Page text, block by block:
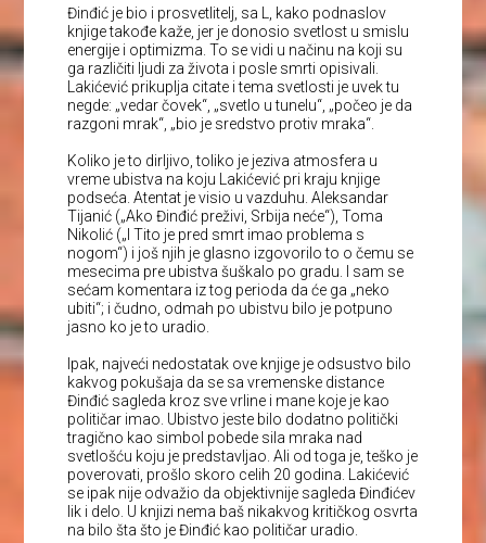
Đinđić je bio i prosvetlitelj, sa L, kako podnaslov
knjige takođe kaže, jer je donosio svetlost u smislu
energije i optimizma. To se vidi u načinu na koji su
ga različiti ljudi za života i posle smrti opisivali.
Lakićević prikuplja citate i tema svetlosti je uvek tu
negde: „vedar čovek“, „svetlo u tunelu“, „počeo je da
razgoni mrak“, „bio je sredstvo protiv mraka“.
Koliko je to dirljivo, toliko je jeziva atmosfera u
vreme ubistva na koju Lakićević pri kraju knjige
podseća. Atentat je visio u vazduhu. Aleksandar
Tijanić („Ako Đinđić preživi, Srbija neće“), Toma
Nikolić („I Tito je pred smrt imao problema s
nogom“) i još njih je glasno izgovorilo to o čemu se
mesecima pre ubistva šuškalo po gradu. I sam se
sećam komentara iz tog perioda da će ga „neko
ubiti“; i čudno, odmah po ubistvu bilo je potpuno
jasno ko je to uradio.
Ipak, najveći nedostatak ove knjige je odsustvo bilo
kakvog pokušaja da se sa vremenske distance
Đinđić sagleda kroz sve vrline i mane koje je kao
političar imao. Ubistvo jeste bilo dodatno politički
tragično kao simbol pobede sila mraka nad
svetlošću koju je predstavljao. Ali od toga je, teško je
poverovati, prošlo skoro celih 20 godina. Lakićević
se ipak nije odvažio da objektivnije sagleda Đinđićev
lik i delo. U knjizi nema baš nikakvog kritičkog osvrta
na bilo šta što je Đinđić kao političar uradio.